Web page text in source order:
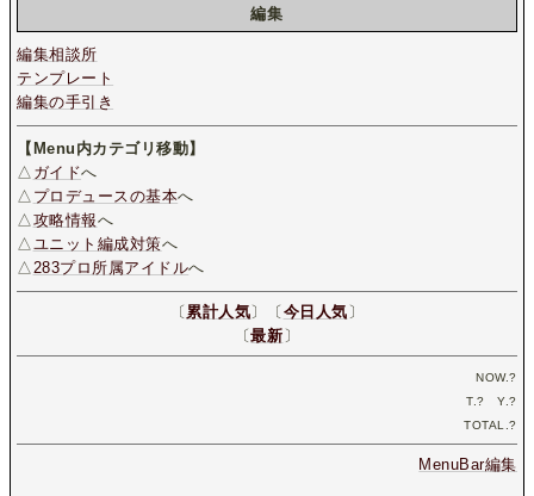
編集
編集相談所
テンプレート
編集の手引き
【Menu内カテゴリ移動】
△ ガイドへ
△ プロデュースの基本へ
△攻略情報へ
△ユニット編成対策へ
△283プロ所属アイドルへ
〔累計人気〕〔今日人気〕
〔最新〕
NOW.?
T.? Y.?
TOTAL.?
MenuBar編集